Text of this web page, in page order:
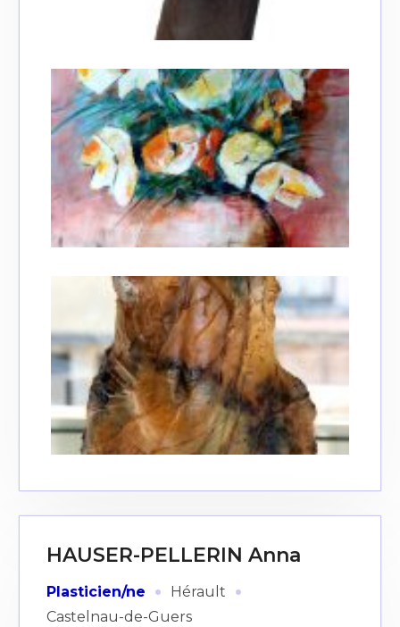
HAUSER-PELLERIN Anna
Plasticien/ne · Hérault ·
Castelnau-de-Guers